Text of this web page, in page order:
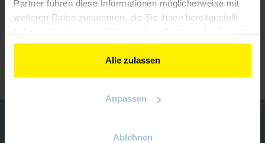
Partner führen diese Informationen möglicherweise mit
weiteren Daten zusammen, die Sie ihnen bereitgestellt
gesammelt haben.
Alle zulassen
Anpassen
Ablehnen
Modularer Netzanalysator UMG 96-PQ-LP
ZURÜCK ZUM AUSSTELLER